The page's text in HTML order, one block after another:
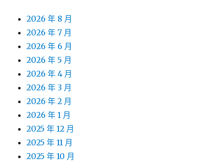
2026 年 8 月
2026 年 7 月
2026 年 6 月
2026 年 5 月
2026 年 4 月
2026 年 3 月
2026 年 2 月
2026 年 1 月
2025 年 12 月
2025 年 11 月
2025 年 10 月